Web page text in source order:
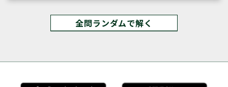
全問ランダムで解く